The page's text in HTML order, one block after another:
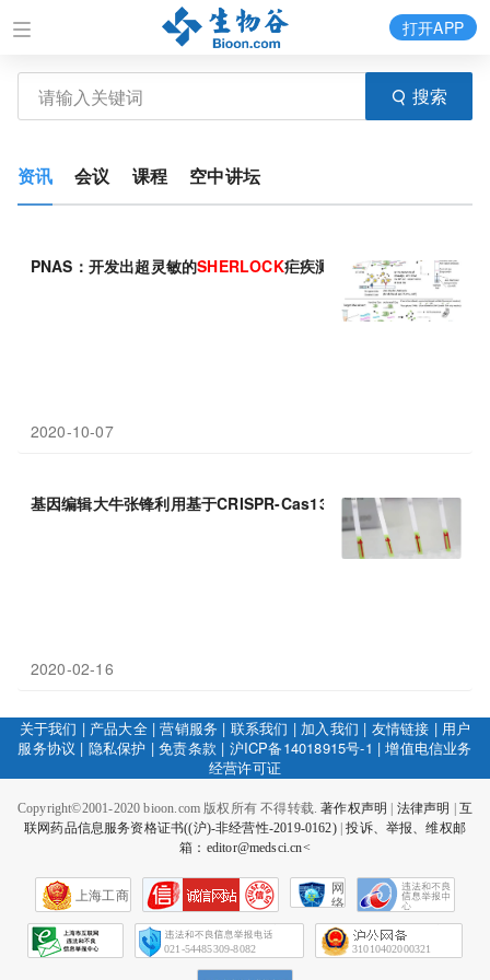
搜索
打开APP
资讯 会议 课程 空中讲坛
PNAS：开发出超灵敏的SHERLOCK疟疾测试方法
2020-10-07
基因编辑大牛张锋利用基于CRISPR-Cas13的SHERLOCK系统检
2020-02-16
关于我们 | 产品大全|营销服务 | 联系我们 | 加入我们 | 友情链接 | 用户
服务协议 | 隐私保护 |免责条款 | 沪ICP备14018915号-1 |增值电信业务
经营许可证
Copyright©2001-2020 bioon.com 版权所有 不得转载.著作权声明 法律声明
互
联网药品信息服务资格证书((沪)-非经营性-2019-0162)|投诉、举报、维权邮
箱：editor@medsci.cn<
上海工商
网
络
会
征
021-54485309-8082 31010402000321